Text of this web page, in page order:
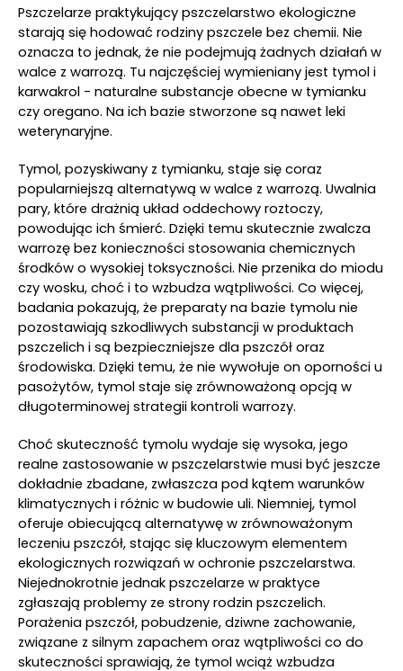
Pszczelarze praktykujący pszczelarstwo ekologiczne
starają się hodować rodziny pszczele bez chemii. Nie
oznacza to jednak, że nie podejmują żadnych działań w
walce z warrozą. Tu najczęściej wymieniany jest tymol i
karwakrol - naturalne substancje obecne w tymianku
czy oregano. Na ich bazie stworzone są nawet leki
weterynaryjne.
Tymol, pozyskiwany z tymianku, staje się coraz
popularniejszą alternatywą w walce z warrozą. Uwalnia
pary, które drażnią układ oddechowy roztoczy,
powodując ich śmierć. Dzięki temu skutecznie zwalcza
warrozę bez konieczności stosowania chemicznych
środków o wysokiej toksyczności. Nie przenika do miodu
czy wosku, choć i to wzbudza wątpliwości. Co więcej,
badania pokazują, że preparaty na bazie tymolu nie
pozostawiają szkodliwych substancji w produktach
pszczelich i są bezpieczniejsze dla pszczół oraz
środowiska. Dzięki temu, że nie wywołuje on oporności u
pasożytów, tymol staje się zrównoważoną opcją w
długoterminowej strategii kontroli warrozy.
Choć skuteczność tymolu wydaje się wysoka, jego
realne zastosowanie w pszczelarstwie musi być jeszcze
dokładnie zbadane, zwłaszcza pod kątem warunków
klimatycznych i różnic w budowie uli. Niemniej, tymol
oferuje obiecującą alternatywę w zrównoważonym
leczeniu pszczół, stając się kluczowym elementem
ekologicznych rozwiązań w ochronie pszczelarstwa.
Niejednokrotnie jednak pszczelarze w praktyce
zgłaszają problemy ze strony rodzin pszczelich.
Porażenia pszczół, pobudzenie, dziwne zachowanie,
związane z silnym zapachem oraz wątpliwości co do
skuteczności sprawiają, że tymol wciąż wzbudza